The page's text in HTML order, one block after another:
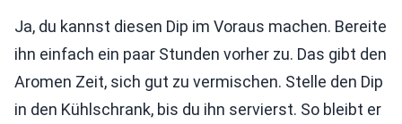
Ja, du kannst diesen Dip im Voraus machen. Bereite
ihn einfach ein paar Stunden vorher zu. Das gibt den
Aromen Zeit, sich gut zu vermischen. Stelle den Dip
in den Kühlschrank, bis du ihn servierst. So bleibt er